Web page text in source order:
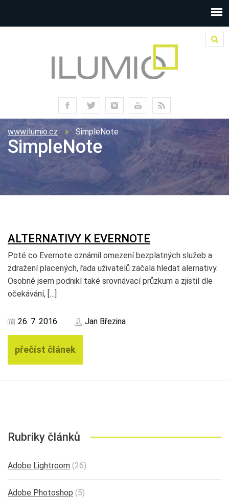
www.ilumio.cz SimpleNote
SimpleNote
ALTERNATIVY K EVERNOTE
Poté co Evernote oznámil omezení bezplatných služeb a
zdražení placených, řada uživatelů začala hledat alernativy.
Osobně jsem podnikl také srovnávací průzkum a zjistil dle
očekávání, […]
26. 7. 2016 Jan Březina
přečíst článek
Rubriky článků
Adobe Lightroom (26)
Adobe Photoshop (5)